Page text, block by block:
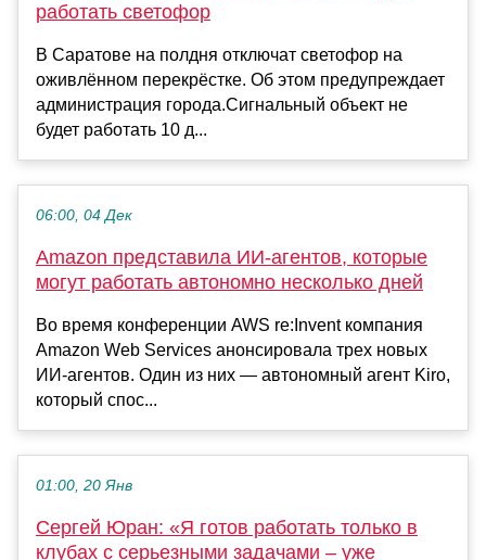
работать светофор
В Саратове на полдня отключат светофор на
оживлённом перекрёстке. Об этом предупреждает
администрация города.Сигнальный объект не
будет работать 10 д...
06:00, 04 Дек
Amazon представила ИИ-агентов, которые
могут работать автономно несколько дней
Во время конференции AWS re:Invent компания
Amazon Web Services анонсировала трех новых
ИИ-агентов. Один из них — автономный агент Kiro,
который спос...
01:00, 20 Янв
Сергей Юран: «Я готов работать только в
клубах с серьезными задачами – уже